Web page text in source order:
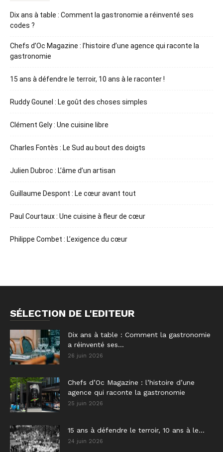
Dix ans à table : Comment la gastronomie a réinventé ses
codes ?
Chefs d’Oc Magazine : l’histoire d’une agence qui raconte la
gastronomie
15 ans à défendre le terroir, 10 ans à le raconter !
Ruddy Gounel : Le goût des choses simples
Clément Gely : Une cuisine libre
Charles Fontès : Le Sud au bout des doigts
Julien Dubroc : L’âme d’un artisan
Guillaume Despont : Le cœur avant tout
Paul Courtaux : Une cuisine à fleur de cœur
Philippe Combet : L’exigence du cœur
SÉLECTION DE L'EDITEUR
Dix ans à table : Comment la gastronomie
a réinventé ses...
26 juin 2026
Chefs d’Oc Magazine : l’histoire d’une
agence qui raconte la gastronomie
25 juin 2026
15 ans à défendre le terroir, 10 ans à le...
24 juin 2026